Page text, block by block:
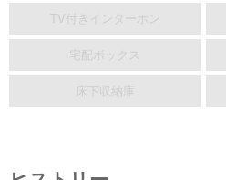
TV付きインターホン
宅配ボックス
床下収納庫